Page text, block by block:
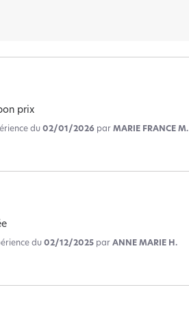
prix
du02/01/2026 parMARIE FRANCE M.
du02/12/2025 parANNE MARIE H.